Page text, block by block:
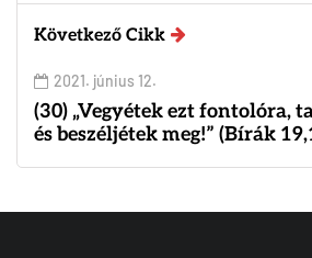
Következő Cikk
2021. június 12.
(30) „Vegyétek ezt fontolóra,
és beszéljétek meg!” (Bírák